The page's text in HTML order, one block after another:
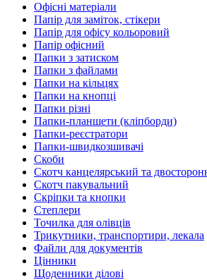
Офісні матеріали
Папір для заміток, стікери
Папір для офісу кольоровий
Папір офісний
Папки з затиском
Папки з файлами
Папки на кільцях
Папки на кнопці
Папки різні
Папки-планшети (кліпборди)
Папки-реєстратори
Папки-швидкозшивачі
Скоби
Скотч канцелярський та
Скотч пакувальний
Скріпки та кнопки
Степлери
Точилка для олівців
Трикутники, транспортири, лекала
Файли для документів
Цінники
Щоденники ділові